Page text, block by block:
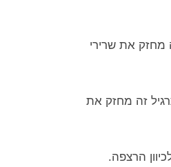
מחזק את שרירי
זה מחזק את
הרצפה.